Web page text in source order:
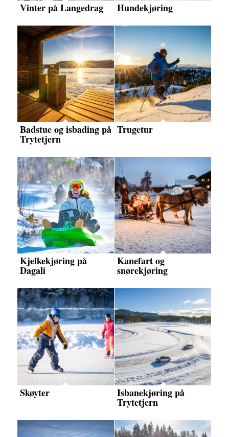
Vinter på Langedrag Hundekjøring
Badstue og isbading på
Trytetjern
Trugetur
Kjelkekjøring på
Dagali
Kanefart og
snørekjøring
Skøyter Isbanekjøring på
Trytetjern